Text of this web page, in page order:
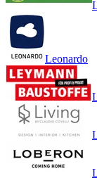
Leonardo